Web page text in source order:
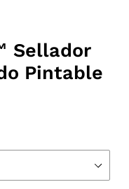
Sellador
Pintable